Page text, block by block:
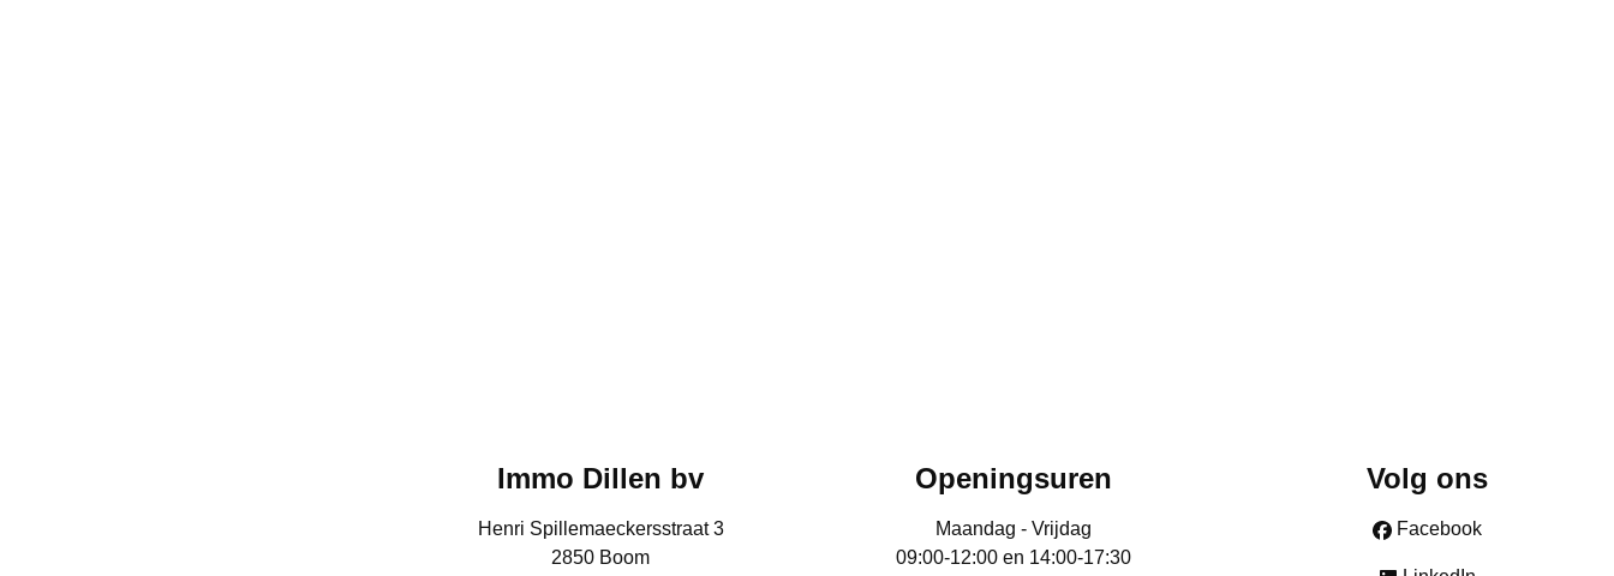
Immo Dillen bv
Henri Spillemaeckersstraat 3
2850 Boom
Openingsuren
Maandag - Vrijdag
09:00-12:00 en 14:00-17:30
Volg ons
Facebook